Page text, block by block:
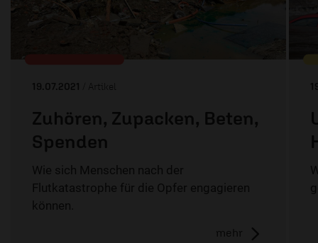
19.07.2021 / Artikel
Zuhören, Zupacken, Beten,
Spenden
Wie sich Menschen nach der
Flutkatastrophe für die Opfer engagieren
können.
mehr